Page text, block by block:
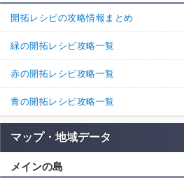
開拓レシピの攻略情報まとめ
緑の開拓レシピ攻略一覧
赤の開拓レシピ攻略一覧
青の開拓レシピ攻略一覧
マップ・地域データ
メインの島